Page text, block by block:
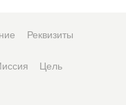
Реквизиты
Цель